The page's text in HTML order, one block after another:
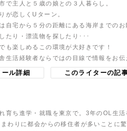
で主人と５歳の娘との３人暮らし。
が恋しくUターン。
自宅から５分の距離にある海岸までのお
たり・漂流物を探したり･･･
も楽しめるこの環境が大好きです！
生活経験者ならではの目線で情報をお
ール詳細 このライターの記
育ち進学・就職を東京で。3年のOL生
わりに都会からの移住者が多いことに